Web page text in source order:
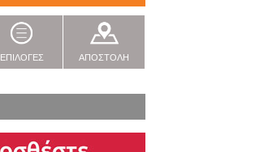
ΕΠΙΛΟΓΕΣ ΑΠΟΣΤΟΛΗ